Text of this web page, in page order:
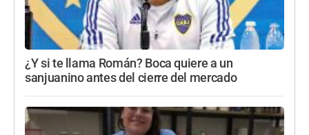
¿Y si te llama Román? Boca quiere a un
sanjuanino antes del cierre del mercado